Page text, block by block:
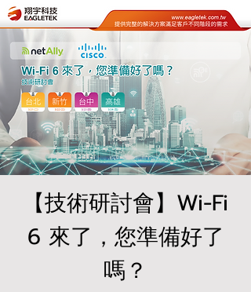
【技術研討會】Wi-Fi
6 來了，您準備好了
嗎？